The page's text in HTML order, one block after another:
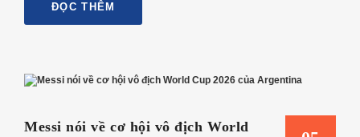
ĐỌC THÊM
Messi nói về cơ hội vô địch World